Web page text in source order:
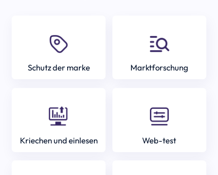
Schutz der marke Marktforschung
Kriechen und einlesen Web-test